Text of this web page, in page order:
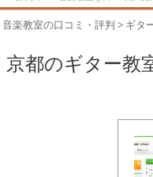
音楽教室の口コミ・評判 > ギタ
京都のギター教